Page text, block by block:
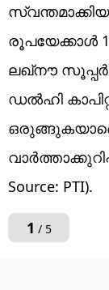
രൂപയേക്കാൾ
ലഖ്‌നൗ സൂപ്പർ
ഡൽഹി
Source: PTI).
1 / 5